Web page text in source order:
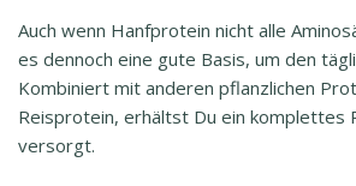
Auch wenn Hanfprotein nicht alle
es dennoch eine gute Basis, um den
Kombiniert mit anderen pflanzlichen
Reisprotein, erhältst Du ein komplettes
versorgt.